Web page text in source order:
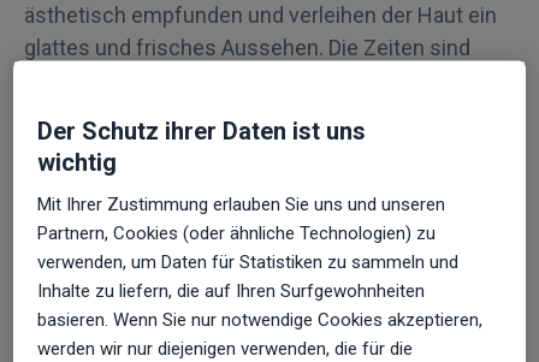
ästhetisch empfunden und verleihen der Haut ein
glattes und frisches Aussehen. Die Zeiten sind
unterzogen wurden.
Wie funktioniert die
Haarentfernung mit
Laser?
Der Schutz ihrer Daten ist uns
wichtig
Mit Ihrer Zustimmung erlauben Sie uns und unseren
Partnern, Cookies (oder ähnliche Technologien) zu
verwenden, um Daten für Statistiken zu sammeln und
Inhalte zu liefern, die auf Ihren Surfgewohnheiten
basieren. Wenn Sie nur notwendige Cookies akzeptieren,
werden wir nur diejenigen verwenden, die für die